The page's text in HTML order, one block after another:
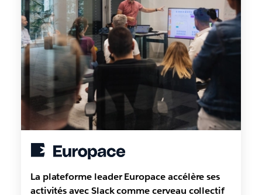
La plateforme leader Europace accélère ses
activités avec Slack comme cerveau collectif